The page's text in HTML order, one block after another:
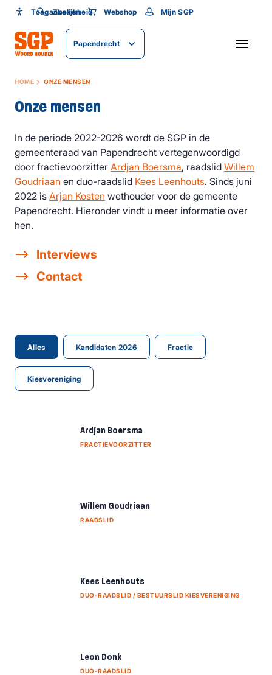
Toegankelijkheid
Toegankelijkheid
Lettergrootte
Zoeken Webshop Mijn SGP
Papendrecht
HOME ONZE MENSEN
Onze mensen
In de periode 2022-2026 wordt de SGP in de
gemeenteraad van Papendrecht vertegenwoordigd
door fractievoorzitter Ardjan Boersma, raadslid Willem
Goudriaan en duo-raadslid Kees Leenhouts. Sinds juni
2022 is Arjan Kosten wethouder voor de gemeente
Papendrecht. Hieronder vindt u meer informatie over
hen.
Interviews
Contact
Alles Kandidaten 2026 Fractie
Kiesvereniging
Ardjan Boersma
FRACTIEVOORZITTER
Willem Goudriaan
RAADSLID
Kees Leenhouts
DUO-RAADSLID / BESTUURSLID KIESVERENIGING
Leon Donk
DUO-RAADSLID